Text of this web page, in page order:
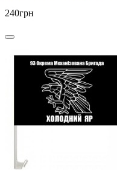
240грн